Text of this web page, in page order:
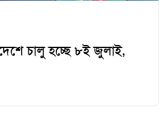
চালু হচ্ছে ৮ই জুলাই,